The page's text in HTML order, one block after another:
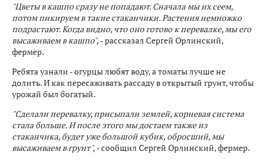
"Цветы в кашпо сразу не попадают. Сначала мы их сеем,
потом пикируем в такие стаканчики. Растения немножко
подрастают. Когда видно, что оно готово к перевалке, мы его
высаживаем в кашпо", - рассказал Сергей Орлинский,
фермер.
Ребята узнали - огурцы любят воду, а томаты лучше не
долить. И как пересаживать рассаду в открытый грунт, чтобы
урожай был богатый.
"Сделали перевалку, присыпали землей, корневая система
стала больше. И после этого мы достаем также из
стаканчика, будет уже большой кубик, обросший, мы
высаживаем в грунт", - сообщил Сергей Орлинский, фермер.